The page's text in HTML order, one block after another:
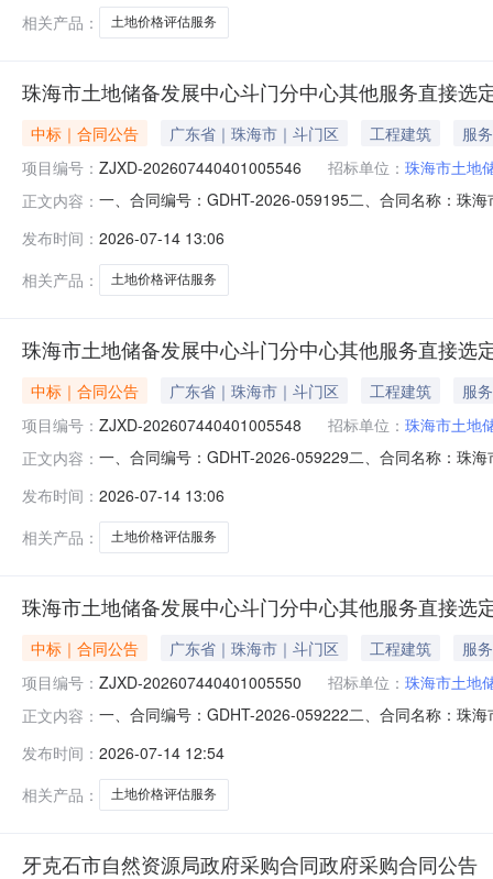
相关产品：
土地价格评估服务
珠海市土地储备发展中心斗门分中心其他服务直接选
中标｜合同公告 广东省｜珠海市｜斗门区 工程建筑
服务
项目编号： ZJXD-202607440401005546 招标单位： 珠海市土地
正文内容： 一、合同编号：GDHT-2026-059195二、合同名称：珠
4楼联系方式：0756-5501590供应商（乙方）：深圳市
发布时间： 2026-07-14 13:06
相关产品：
土地价格评估服务
珠海市土地储备发展中心斗门分中心其他服务直接选
中标｜合同公告 广东省｜珠海市｜斗门区 工程建筑
服务
项目编号： ZJXD-202607440401005548 招标单位： 珠海市土地
正文内容： 一、合同编号：GDHT-2026-059229二、合同名称：珠
4楼联系方式：0756-5501590供应商（乙方）：广东陆
发布时间： 2026-07-14 13:06
相关产品：
土地价格评估服务
珠海市土地储备发展中心斗门分中心其他服务直接选
中标｜合同公告 广东省｜珠海市｜斗门区 工程建筑
服务
项目编号： ZJXD-202607440401005550 招标单位： 珠海市土地
正文内容： 一、合同编号：GDHT-2026-059222二、合同名称：珠
4楼联系方式：0756-5501590供应商（乙方）：广东金
发布时间： 2026-07-14 12:54
相关产品：
土地价格评估服务
牙克石市自然资源局政府采购合同政府采购合同公告